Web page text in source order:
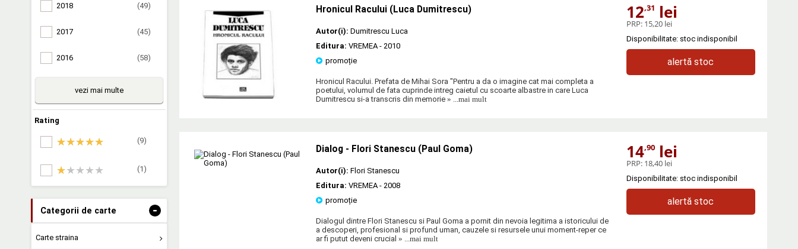
2018 (49)
2017 (45)
2016 (58)
vezi mai multe
Rating
(9)
(1)
Categorii de carte -
Carte straina
Hronicul Racului (Luca Dumitrescu)
Autor(i): Dumitrescu Luca
Editura: VREMEA - 2010
promoție
Hronicul Racului. Prefata de Mihai Sora "Pentru a da o imagine cat mai completa a
poetului, volumul de fata cuprinde intreg caietul cu scoarte albastre in care Luca
Dumitrescu si-a transcris din memorie » ...mai mult
12,31 lei
PRP: 15,20 lei
Disponibilitate: stoc indisponibil
alertă stoc
Dialog - Flori Stanescu (Paul Goma)
Autor(i): Flori Stanescu
Editura: VREMEA - 2008
promoție
Dialogul dintre Flori Stanescu si Paul Goma a pornit din nevoia legitima a istoricului de
a descoperi, profesional si profund uman, cauzele si resursele unui moment-reper ce
ar fi putut deveni crucial » ...mai mult
14,90lei
PRP: 18,40 lei
Disponibilitate: stoc indisponibil
alertă stoc